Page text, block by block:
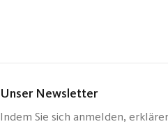
Unser Newsletter
Indem Sie sich anmelden,